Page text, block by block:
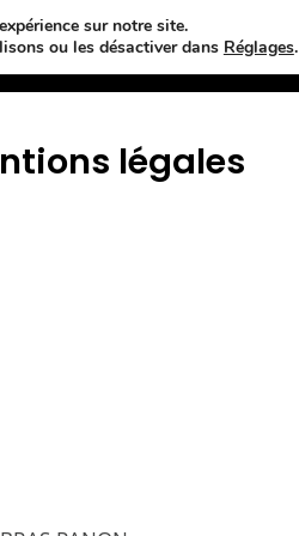
VTC
légales
sur notre site.
ou les désactiver dans Réglages.